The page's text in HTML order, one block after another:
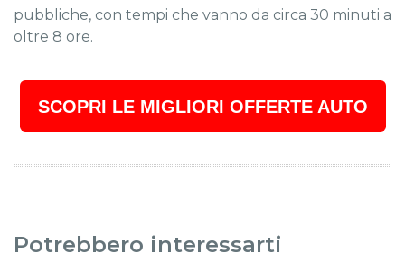
pubbliche, con tempi che vanno da circa 30 minuti a
oltre 8 ore.
SCOPRI LE MIGLIORI OFFERTE AUTO
Potrebbero interessarti